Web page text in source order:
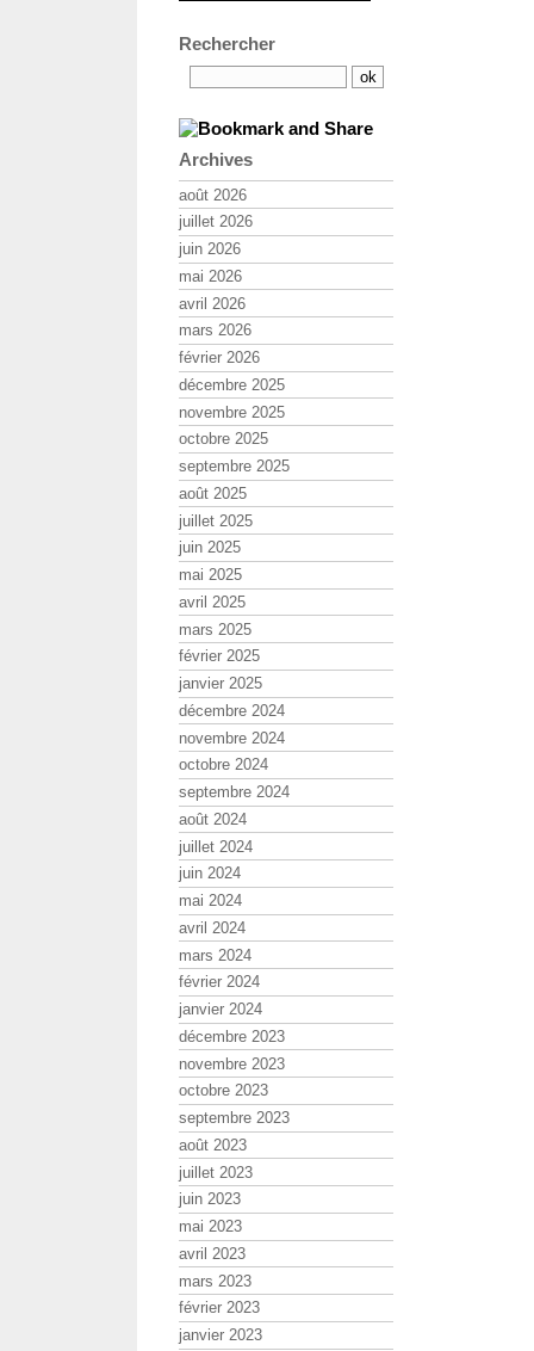
Rechercher
Archives
août 2026
juillet 2026
juin 2026
mai 2026
avril 2026
mars 2026
février 2026
décembre 2025
novembre 2025
octobre 2025
septembre 2025
août 2025
juillet 2025
juin 2025
mai 2025
avril 2025
mars 2025
février 2025
janvier 2025
décembre 2024
novembre 2024
octobre 2024
septembre 2024
août 2024
juillet 2024
juin 2024
mai 2024
avril 2024
mars 2024
février 2024
janvier 2024
décembre 2023
novembre 2023
octobre 2023
septembre 2023
août 2023
juillet 2023
juin 2023
mai 2023
avril 2023
mars 2023
février 2023
janvier 2023